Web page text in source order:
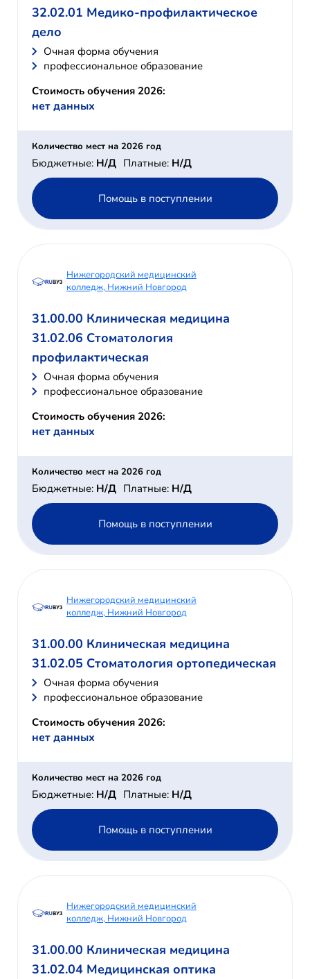
32.02.01 Медико-профилактическое
дело
Очная форма обучения
профессиональное образование
Стоимость обучения 2026:
нет данных
Количество мест на 2026 год
Бюджетные: Н/Д Платные: Н/Д
Помощь в поступлении
Нижегородский медицинский
колледж, Нижний Новгород
31.00.00 Клиническая медицина
31.02.06 Стоматология
профилактическая
Очная форма обучения
профессиональное образование
Стоимость обучения 2026:
нет данных
Количество мест на 2026 год
Бюджетные: Н/Д Платные: Н/Д
Помощь в поступлении
Нижегородский медицинский
колледж, Нижний Новгород
31.00.00 Клиническая медицина
31.02.05 Стоматология ортопедическая
Очная форма обучения
профессиональное образование
Стоимость обучения 2026:
нет данных
Количество мест на 2026 год
Бюджетные: Н/Д Платные: Н/Д
Помощь в поступлении
Нижегородский медицинский
колледж, Нижний Новгород
31.00.00 Клиническая медицина
31.02.04 Медицинская оптика